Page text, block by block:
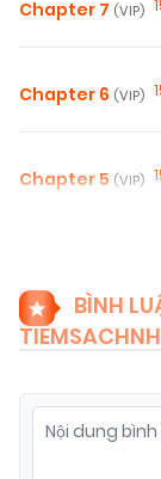
Chapter 7 (VIP)
Chapter 6 (VIP)
Chapter 5 (VIP)
Chapter 3(VIP)
Chapter 2(VIP)
BÌNH